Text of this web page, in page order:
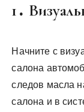
1․
Начните с
салона
следов масла
салона и в